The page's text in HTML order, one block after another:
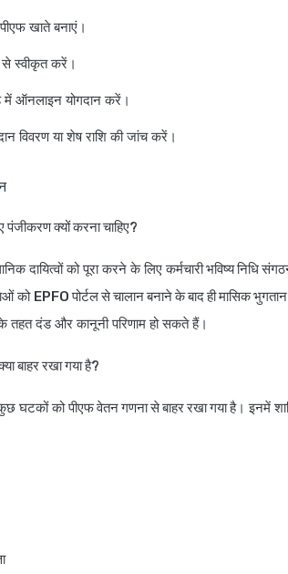
खाते बनाएं।
से स्वीकृत करें।
में ऑनलाइन योगदान करें।
विवरण या शेष राशि की जांच करें।
पंजीकरण क्यों करना चाहिए?
दायित्वों को पूरा करने के लिएकर्मचारी भविष्य निधि
को EPFO पोर्टल से चालान बनाने के बाद ही मासिक
तहत दंड और कानूनी परिणाम हो सकते हैं।
बाहर रखा गया है?
कुछ घटकों कोपीएफ वेतन गणना से बाहर रखा गया है। इनमें